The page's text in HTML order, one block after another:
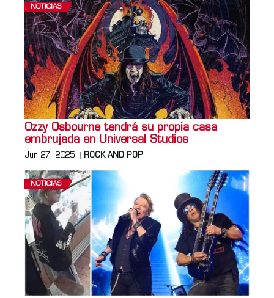
NOTICIAS
Ozzy Osbourne tendrá su propia casa
embrujada en Universal Studios
Jun 27, 2025 ROCK AND POP
NOTICIAS